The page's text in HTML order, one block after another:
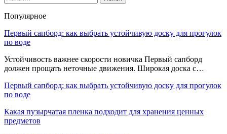
Популярное
Первый сапборд: как выбрать устойчивую доску для прогулок
по воде
Устойчивость важнее скорости новичка Первый сапборд
должен прощать неточные движения. Широкая доска с…
Первый сапборд: как выбрать устойчивую доску для прогулок
по воде
Какая пузырчатая пленка подходит для хранения ценных
предметов